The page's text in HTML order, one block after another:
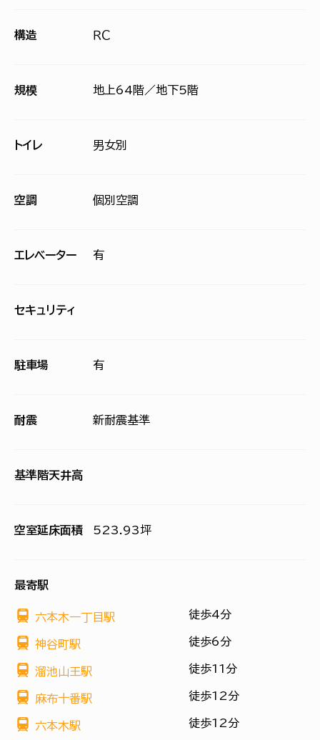
構造 ＲＣ
規模 地上64階／地下5階
トイレ 男女別
空調 個別空調
エレベーター 有
セキュリティ
駐車場 有
耐震 新耐震基準
基準階天井高
空室延床面積 523.93坪
最寄駅
六本木一丁目駅 徒歩4分
神谷町駅 徒歩6分
溜池山王駅 徒歩11分
麻布十番駅 徒歩12分
六本木駅 徒歩12分